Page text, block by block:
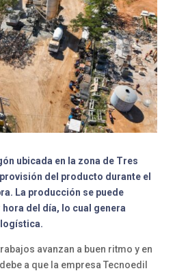
ubicada en la zona de Tres
del producto durante el
La producción se puede
del día, lo cual genera
avanzan a buen ritmo y en
a que la empresa Tecnoedil